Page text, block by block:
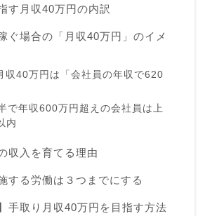
す月収40万円の内訳
ぐ場合の「月収40万円」のイメ
収40万円は「会社員の年収で620
で年収600万円超えの会社員は上
内
収入を育てる理由
する労働は３つまでにする
手取り月収40万円を目指す方法